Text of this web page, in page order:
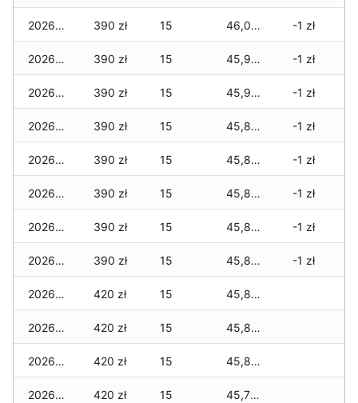
2026-07-18 390 zł 15 46,005 zł -1 zł
2026-07-17 390 zł 15 45,965 zł -1 zł
2026-07-16 390 zł 15 45,915 zł -1 zł
2026-07-15 390 zł 15 45,895 zł -1 zł
2026-07-14 390 zł 15 45,895 zł -1 zł
2026-07-13 390 zł 15 45,895 zł -1 zł
2026-07-12 390 zł 15 45,825 zł -1 zł
2026-07-11 390 zł 15 45,825 zł -1 zł
2026-07-10 420 zł 15 45,805 zł
2026-07-09 420 zł 15 45,805 zł
2026-07-08 420 zł 15 45,805 zł
2026-07-07 420 zł 15 45,785 zł